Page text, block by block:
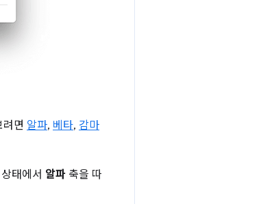
면 알파, 베타, 감마
태에서 알파 축을 따